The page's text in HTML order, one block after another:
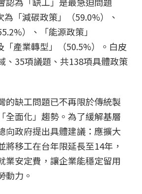
為「減碳政策」（59.0%）、
）、「能源政策」
「產業轉型」（50.5%）。白皮
、35項議題、共138項具體政策
的缺工問題已不再限於傳統製
全面化」趨勢。為了緩解基層
向政府提出具體建議：應擴大
將移工在台年限延長至14年，
業安定費，讓企業能穩定留用
動力。